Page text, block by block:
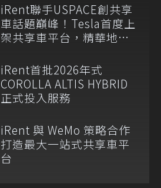
iRent聯手USPACE創共享
車話題巔峰！Tesla首度上
架共享車平台，精華地區
iRent首批2026年式
COROLLA ALTIS HYBRID
正式投入服務
iRent 與 WeMo 策略合作
打造最大一站式共享車平
台